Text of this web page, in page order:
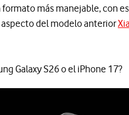
más manejable, con
aspecto del modelo anterior
Galaxy S26 o el iPhone 17?